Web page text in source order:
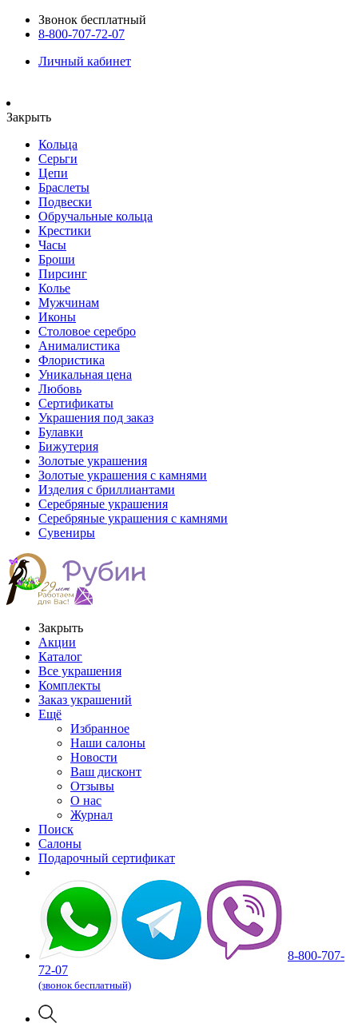
Звонок бесплатный
8-800-707-72-07
Личный кабинет
Закрыть
Кольца
Серьги
Цепи
Браслеты
Подвески
Обручальные кольца
Крестики
Часы
Броши
Пирсинг
Колье
Мужчинам
Иконы
Столовое серебро
Анималистика
Флористика
Уникальная цена
Любовь
Сертификаты
Украшения под заказ
Булавки
Бижутерия
Золотые украшения
Золотые украшения с камнями
Изделия с бриллиантами
Серебряные украшения
Серебряные украшения с камнями
Сувениры
Закрыть
Акции
Каталог
Все украшения
Комплекты
Заказ украшений
Ещё
Избранное
Наши салоны
Новости
Ваш дисконт
Отзывы
О нас
Журнал
Поиск
Салоны
Подарочный сертификат
8-800-707-
72-07
(звонок бесплатный)